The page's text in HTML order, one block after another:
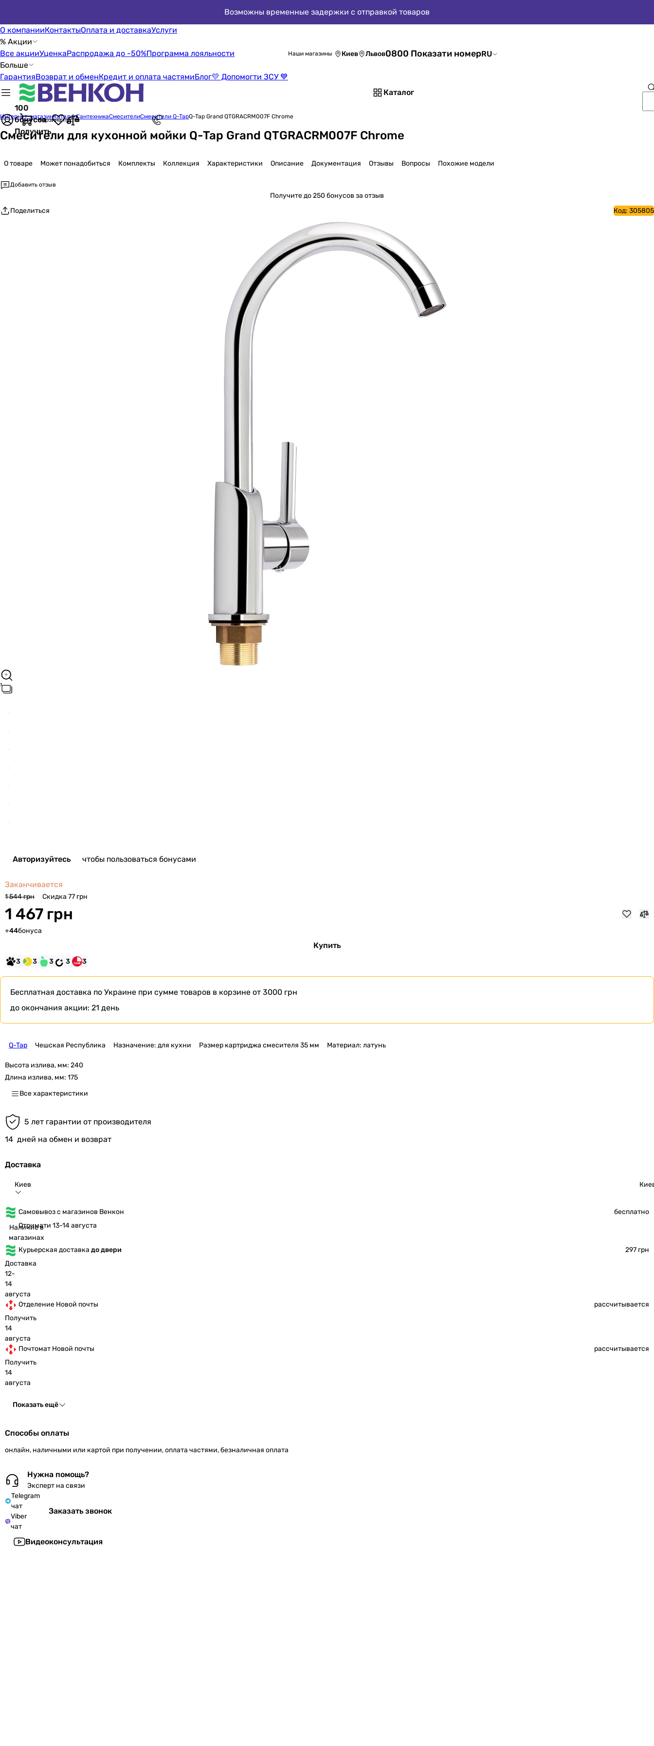
Возможны временные задержки с отправкой товаров
О компанииКонтактыОплата и доставкаУслуги
% Акции
Все акцииУценкаРаспродажа до -50%Программа лояльности
Больше
ГарантияВозврат и обменКредит и оплата частямиБлог💛 Допомогти ЗСУ 💙
Наши магазины Киев Львов0800 Показати номерRU
Каталог
100
бонусов
Получить
Корзина пуста
Интернет-магазинКаталогСантехникаСмесителиСмесители Q-TapQ-Tap Grand QTGRACRM007F Chrome
Смесители для кухонной мойки Q-Tap Grand QTGRACRM007F Chrome
О товаре Может понадобиться Комплекты Коллекция Характеристики Описание Документация Отзывы Вопросы Похожие модели
Добавить отзыв
Получитедо 250 бонусов за отзыв
Поделиться
Код: 305805
Авторизуйтесь чтобы пользоваться бонусами
Заканчивается
1 544 грн Скидка 77 грн
1 467 грн
+44бонуса
Купить
3 3 3 3 3
Бесплатная доставка по Украине при сумме товаров в корзине от 3000 грн
до окончания акции: 21 день
Q-Tap Чешская Республика Назначение: для кухни Размер картриджа смесителя 35 мм Материал: латунь
Высота излива, мм: 240
Длина излива, мм: 175
Все характеристики
5 лет гарантии от производителя
14 дней на обмен и возврат
Доставка
Киев
Самовывоз с магазинов Венкон
бесплатно
Наличие в
магазинах
Отримати 13-14 августа
Курьерская доставка до двери
297 грн
Доставка
12-
14
августа
Отделение Новой почты
рассчитывается
Получить
14
августа
Почтомат Новой почты
рассчитывается
Получить
14
августа
Показать ещё
Способы оплаты
онлайн, наличными или картой при получении, оплата частями, безналичная оплата
Нужна помощь?
Эксперт на связи
Telegram
чат
Viber
чат
Заказать звонок
Видеоконсультация